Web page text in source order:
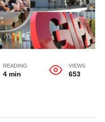
READING
4 min
VIEWS
653